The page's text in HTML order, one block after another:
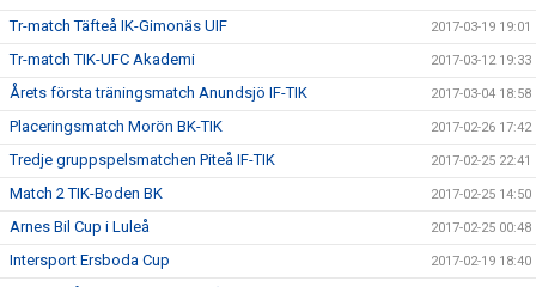
Tr-match Täfteå IK-Gimonäs UIF 2017-03-19 19:01
Tr-match TIK-UFC Akademi 2017-03-12 19:33
Årets första träningsmatch Anundsjö IF-TIK 2017-03-04 18:58
Placeringsmatch Morön BK-TIK 2017-02-26 17:42
Tredje gruppspelsmatchen Piteå IF-TIK 2017-02-25 22:41
Match 2 TIK-Boden BK 2017-02-25 14:50
Arnes Bil Cup i Luleå 2017-02-25 00:48
Intersport Ersboda Cup 2017-02-19 18:40